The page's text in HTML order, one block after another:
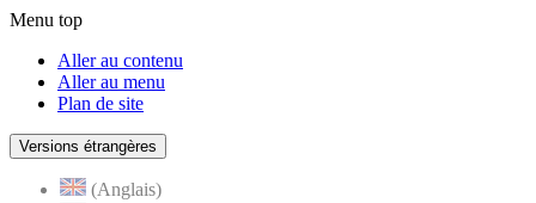
Menu top
Aller au contenu
Aller au menu
Plan de site
Versions étrangères
(Anglais)